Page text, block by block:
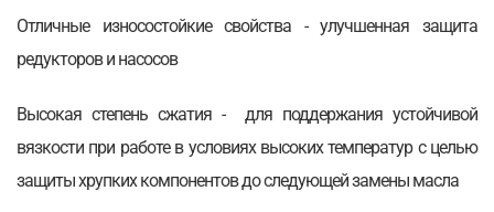
Отличные износостойкие свойства - улучшенная защита
редукторов и насосов
Высокая степень сжатия - для поддержания устойчивой
вязкости при работе в условиях высоких температур с целью
защиты хрупких компонентов до следующей замены масла